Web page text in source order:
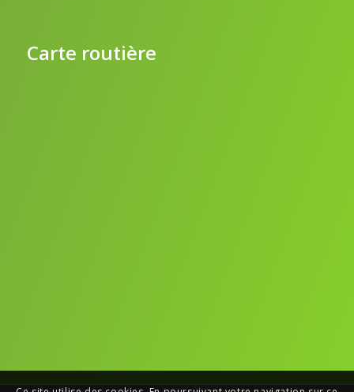
Carte routière